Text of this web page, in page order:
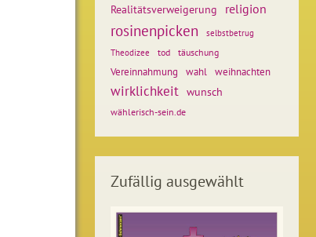
Realitätsverweigerung religion
rosinenpicken
selbstbetrug
Theodizee
tod täuschung
Vereinnahmung wahl weihnachten
wirklichkeit wunsch
wählerisch-sein.de
Zufällig ausgewählt